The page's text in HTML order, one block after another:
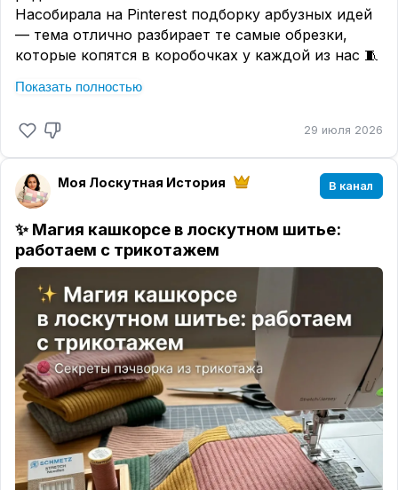
лоскутных изделий.
Если начать со старых видео, там видно, как шаг
за шагом росли моя уверенность в кадре,
повышалось умение рассказывать.
идею и захотите воплотить её в жизнь, но уже в
своём варианте, с вашей особенной изюминкой:
〰ИЗДЕЛИЯ В ТЕХНИКЕ 〰
〰〰〰ПЭЧВОРК
⏳ А какой «раритет» вы бережёте из тех
времён, когда только пробовали лоскутное
шитьё?
😀 Пусть это будет вещь без идеальной
строчки, без выверенных углов — зато с
историей, с вашим самым первым «я попробую».
Расскажите, почему она до сих пор с
вами — будто кусочек той самой «капсулы
времени» из вашего уголка для шитья.
Буду рада вашим тёплым историям! 🤗
#пэчворк #блоки #подушка
#3Dкуб #творческийпуть
Насобирала на Pinterest подборку арбузных идей
— тема отлично разбирает те самые обрезки,
которые копятся в коробочках у каждой из нас 🧵
☑️Что можно сшить по этой теме:
один вечер, а радости от него на всё лето
✂️Прихватки в виде арбузной дольки
— классика
жанра, но от этого не менее любима.
💡Секрет живого арбуза
— в фактуре
๑︎
Берите не один зелёный, а сразу несколько
оттенков — пусть корка «дышит» переходами.
Для семечек используйте чёрный горошек на
ткани или нашейте мелкие чёрные лоскутки в
форме капелек, можно использовать вышивку —
найдите свою изюминку!🍇Займёт немного
времени, но эффект того стоит ✨
──────✿──────
Такие проекты — настоящий отдых. Сидишь,
режешь дольки из красного и розового, а руки
Показать полностью
29 июля 2026
Моя Лоскутная История В канал
✨ Магия кашкорсе в лоскутном шитье:
работаем с трикотажем